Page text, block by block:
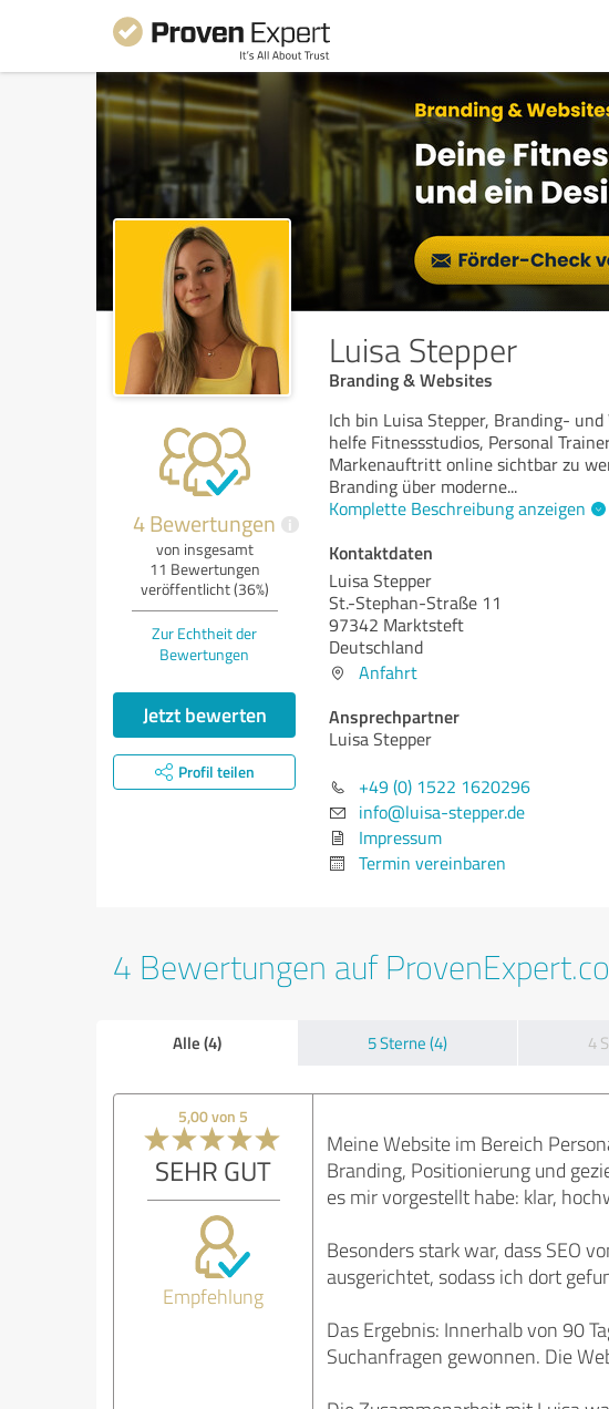
Luisa Stepper
Branding & Websites
4 Bewertungen i
von insgesamt
11 Bewertungen
veröffentlicht (36%)
Zur Echtheit der
Bewertungen
Jetzt bewerten
Profil teilen
Ich bin Luisa Stepper, Branding-
helfe Fitnessstudios, Personal
Markenauftritt online sichtbar zu
Branding über moderne...
Komplette Beschreibung anzeigen
Kontaktdaten
Luisa Stepper
St.-Stephan-Straße 11
97342 Marktsteft
Deutschland
Anfahrt
Ansprechpartner
Luisa Stepper
+49 (0) 1522 1620296
info@luisa-stepper.de
Impressum
Termin vereinbaren
4 Bewertungen auf
Alle (4) 5 Sterne (4) 4
5,00 von 5
SEHR GUT
Empfehlung
Meine Website im Bereich
Branding, Positionierung und
es mir vorgestellt habe: klar,
Besonders stark war, dass SEO
ausgerichtet, sodass ich dort
Das Ergebnis: Innerhalb von 90
Suchanfragen gewonnen. Die